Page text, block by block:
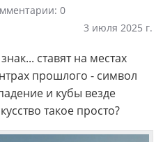
0
3 июля 2025 г.
ставят на местах
прошлого - символ
и кубы везде
такое просто?